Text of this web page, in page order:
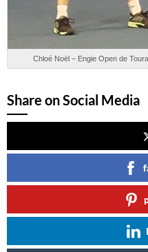
Chloé Noël – Engie Open de
Share on Social Media